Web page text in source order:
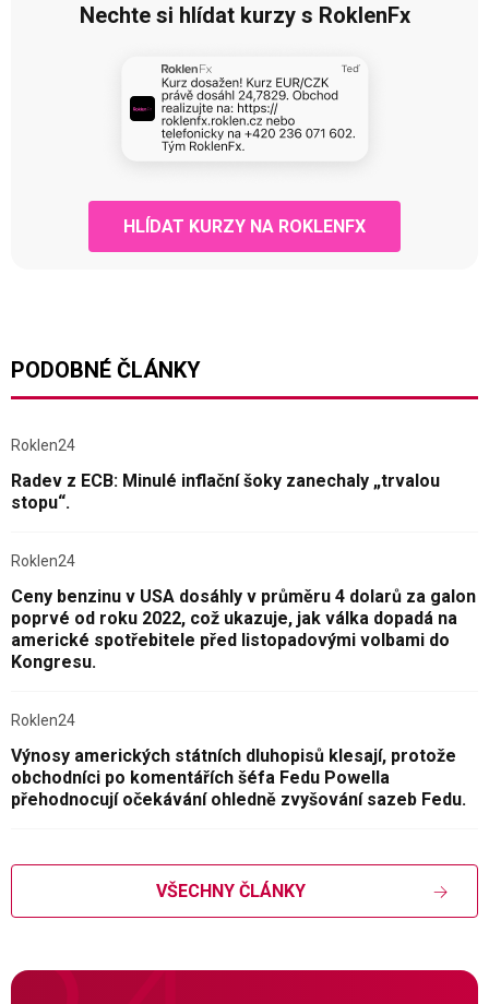
Nechte si hlídat kurzy s RoklenFx
HLÍDAT KURZY NA ROKLENFX
PODOBNÉ ČLÁNKY
Roklen24
Radev z ECB: Minulé inflační šoky zanechaly „trvalou
stopu“.
Roklen24
Ceny benzinu v USA dosáhly v průměru 4 dolarů za galon
poprvé od roku 2022, což ukazuje, jak válka dopadá na
americké spotřebitele před listopadovými volbami do
Kongresu.
Roklen24
Výnosy amerických státních dluhopisů klesají, protože
obchodníci po komentářích šéfa Fedu Powella
přehodnocují očekávání ohledně zvyšování sazeb Fedu.
VŠECHNY ČLÁNKY